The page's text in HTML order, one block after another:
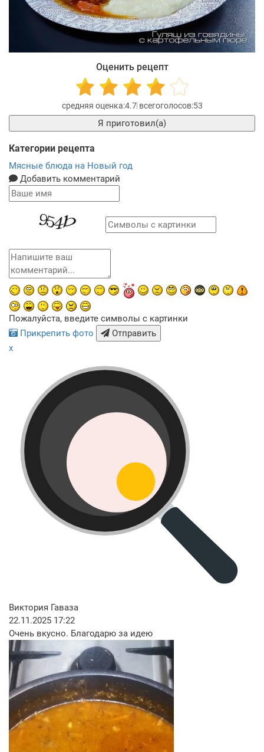
Оценить рецепт
4.7 53
Я приготовил(а)
Категории рецепта
Мясные блюда на Новый год
Добавить комментарий
Пожалуйста, введите символы с картинки
Прикрепить фото
Отправить
x
Виктория Гаваза
22.11.2025 17:22
Очень вкусно. Благодарю за идею